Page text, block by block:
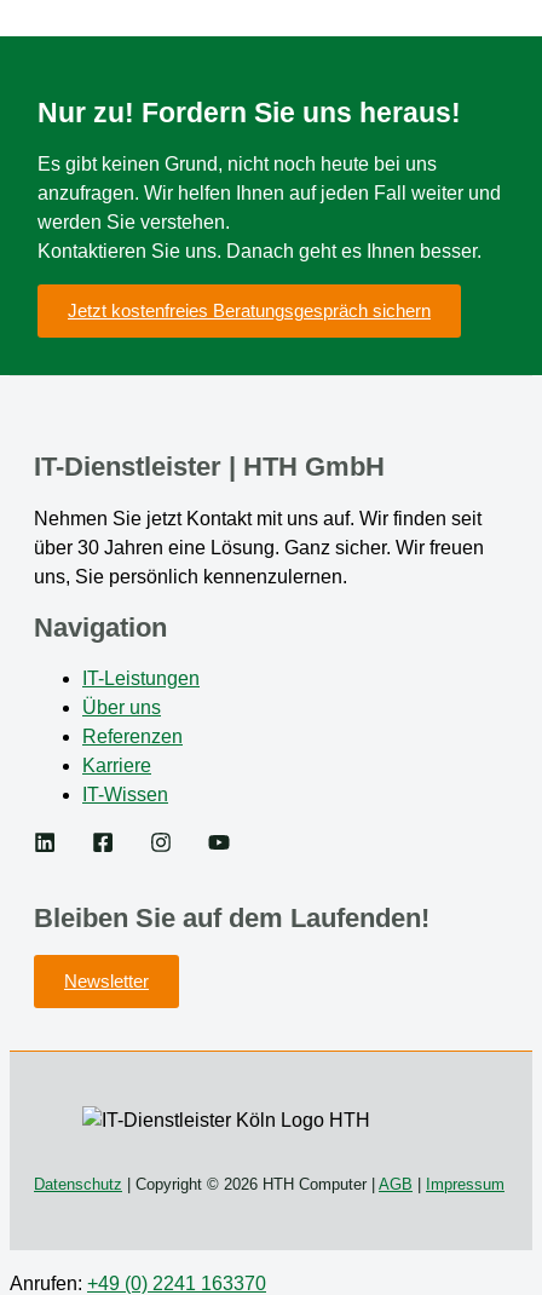
Nur zu! Fordern Sie uns heraus!
Es gibt keinen Grund, nicht noch heute bei uns
anzufragen. Wir helfen Ihnen auf jeden Fall weiter und
werden Sie verstehen.
Kontaktieren Sie uns. Danach geht es Ihnen besser.
Jetzt kostenfreies Beratungsgespräch sichern
IT-Dienstleister | HTH GmbH
Nehmen Sie jetzt Kontakt mit uns auf. Wir finden seit
über 30 Jahren eine Lösung. Ganz sicher. Wir freuen
uns, Sie persönlich kennenzulernen.
Navigation
IT-Leistungen
Über uns
Referenzen
Karriere
IT-Wissen
Bleiben Sie auf dem Laufenden!
Newsletter
Datenschutz | Copyright © 2026 HTH Computer | AGB | Impressum
Anrufen: +49 (0) 2241 163370